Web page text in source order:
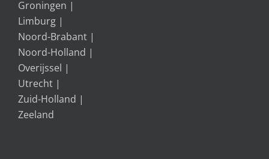
Groningen |
Limburg |
Noord-Brabant |
Noord-Holland |
Overijssel |
Utrecht |
Zuid-Holland |
Zeeland